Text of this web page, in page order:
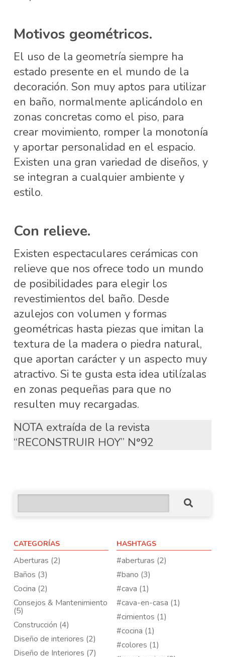
Motivos geométricos.
El uso de la geometría siempre ha
estado presente en el mundo de la
decoración. Son muy aptos para utilizar
en baño, normalmente aplicándolo en
zonas concretas como el piso, para
crear movimiento, romper la monotonía
y aportar personalidad en el espacio.
Existen una gran variedad de diseños, y
se integran a cualquier ambiente y
estilo.
Con relieve.
Existen espectaculares cerámicas con
relieve que nos ofrece todo un mundo
de posibilidades para elegir los
revestimientos del baño. Desde
azulejos con volumen y formas
geométricas hasta piezas que imitan la
textura de la madera o piedra natural,
que aportan carácter y un aspecto muy
atractivo. Si te gusta esta idea utilízalas
en zonas pequeñas para que no
resulten muy recargadas.
NOTA extraída de la revista
“RECONSTRUIR HOY” N°92
CATEGORÍAS
Aberturas (2)
Baños (3)
Cocina (2)
Consejos & Mantenimiento
(5)
Construcción (4)
Diseño de interiores (2)
Diseño de Interiores (7)
HASHTAGS
#aberturas (2)
#bano (3)
#cava (1)
#cava-en-casa (1)
#cimientos (1)
#cocina (1)
#colores (1)